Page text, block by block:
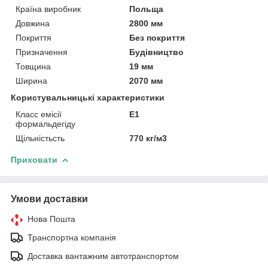
Країна виробник
Польща
Довжина
2800 мм
Покриття
Без покриття
Призначення
Будівництво
Товщина
19 мм
Ширина
2070 мм
Користувальницькі характеристики
Класс емісії
формальдегіду
Е1
Щільністьсть 770 кг/м3
Приховати
Умови доставки
Нова Пошта
Транспортна компанія
Доставка вантажним автотранспортом